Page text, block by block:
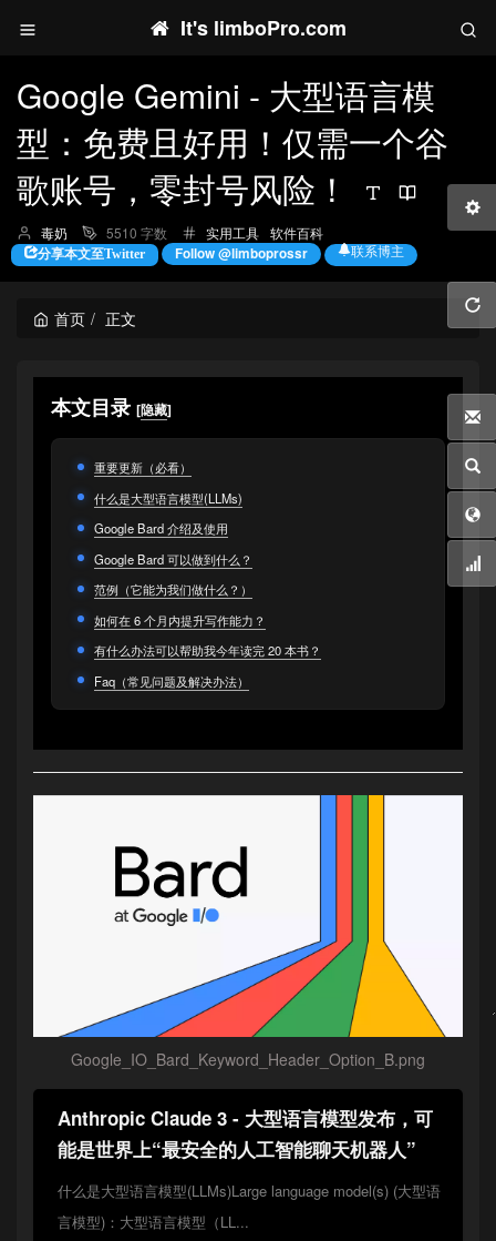
It's limboPro.com
Google Gemini - 大型语言模
型：免费且好用！仅需一个谷
歌账号，零封号风险！
博
主：
毒奶 5510 字数
分
类：
实用工具 软件百科
分享本文至Twitter Follow @limboprossr 联系博主
首页 正文
本文目录 [隐藏]
重要更新（必看）
什么是大型语言模型(LLMs)
Google Bard 介绍及使用
Google Bard 可以做到什么？
范例（它能为我们做什么？）
如何在 6 个月内提升写作能力？
有什么办法可以帮助我今年读完 20 本书？
Faq（常见问题及解决办法）
Google_IO_Bard_Keyword_Header_Option_B.png
Anthropic Claude 3 - 大型语言模型发布，可
能是世界上“最安全的人工智能聊天机器人”
什么是大型语言模型(LLMs)Large language model(s) (大型语
言模型)：大型语言模型（LL...